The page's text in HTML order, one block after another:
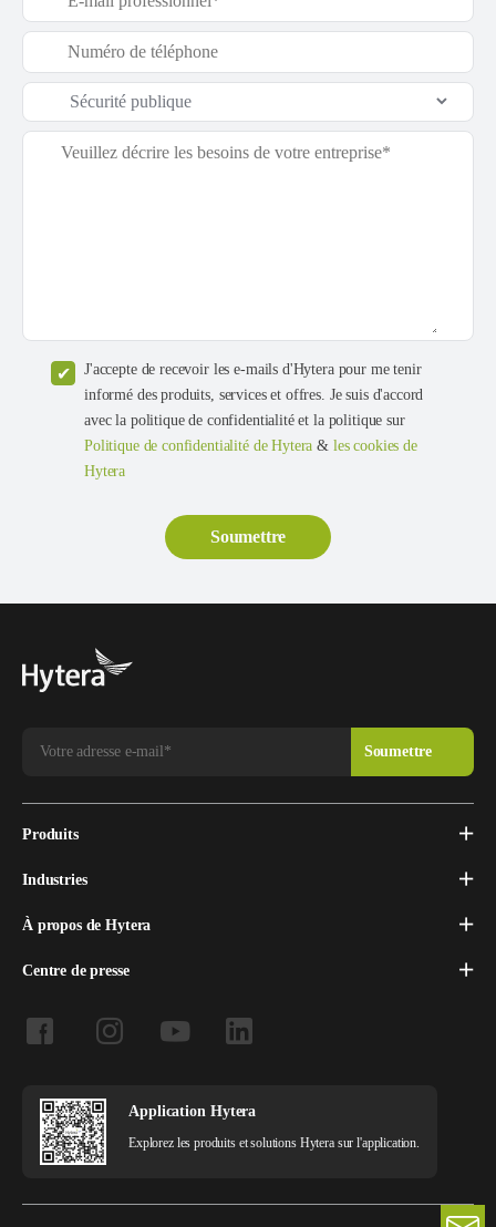
J'accepte de recevoir les e-mails d'Hytera pour me tenir
informé des produits, services et offres. Je suis d'accord
avec la politique de confidentialité et la politique sur
Politique de confidentialité de Hytera & les cookies de
Hytera
Produits
Industries
À propos de Hytera
Centre de presse
Application Hytera
Explorez les produits et solutions Hytera sur l'application.